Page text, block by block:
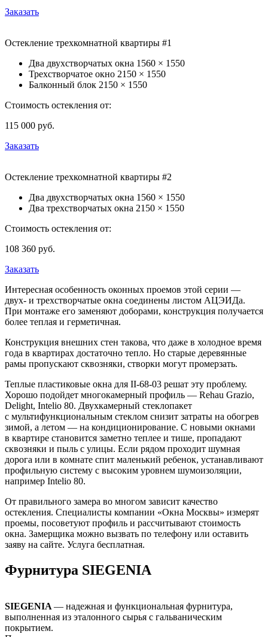
Заказать
Остекление трехкомнатной квартиры #1
Два двухстворчатых окна 1560 × 1550
Трехстворчатое окно 2150 × 1550
Балконный блок 2150 × 1550
Стоимость остекления от:
115 000 руб.
Заказать
Остекление трехкомнатной квартиры #2
Два двухстворчатых окна 1560 × 1550
Два трехстворчатых окна 2150 × 1550
Стоимость остекления от:
108 360 руб.
Заказать
Интересная особенность оконных проемов этой серии —
двух- и трехстворчатые окна соединены листом АЦЭИДа.
При монтаже его заменяют доборами, конструкция получается
более теплая и герметичная.
Конструкция внешних стен такова, что даже в холодное время
года в квартирах достаточно тепло. Но старые деревянные
рамы пропускают сквозняки, створки могут промерзать.
Теплые пластиковые окна для II-68-03 решат эту проблему.
Хорошо подойдет многокамерный профиль — Rehau Grazio,
Delight, Intelio 80. Двухкамерный стеклопакет
с мультифункциональным стеклом снизит затраты на обогрев
зимой, а летом — на кондиционирование. С новыми окнами
в квартире становится заметно теплее и тише, пропадают
сквозняки и пыль с улицы. Если рядом проходит шумная
дорога или в комнате спит маленький ребенок, устанавливают
профильную систему с высоким уровнем шумоизоляции,
например Intelio 80.
От правильного замера во многом зависит качество
остекления. Специалисты компании «Окна Москвы» измерят
проемы, посоветуют профиль и рассчитывают стоимость
окна. Замерщика можно вызвать по телефону или оставить
заяву на сайте. Услуга бесплатная.
Фурнитура SIEGENIA
SIEGENIA — надежная и функциональная фурнитура,
выполненная из эталонного сырья с гальваническим
покрытием.